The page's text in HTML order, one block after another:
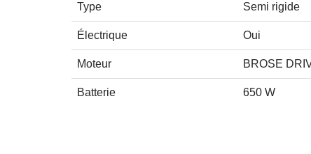
Type Semi rigide
Électrique Oui
Moteur BROSE
Batterie 650 W